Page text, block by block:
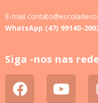
E-mail
WhatsApp (47) 99140-
Siga -nos nas